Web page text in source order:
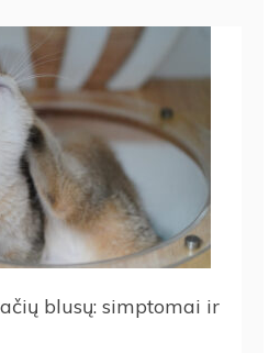
blusų: simptomai ir